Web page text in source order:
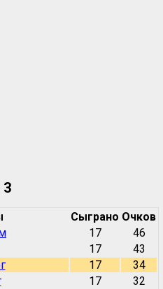
3
Сыграно Очков
17
46
17
43
17
34
17
32